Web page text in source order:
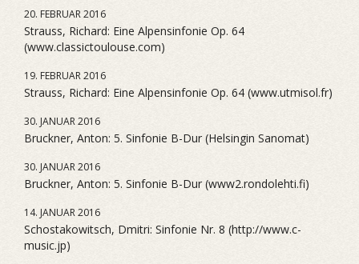
20. FEBRUAR 2016
Strauss, Richard: Eine Alpensinfonie Op. 64
(www.classictoulouse.com)
19. FEBRUAR 2016
Strauss, Richard: Eine Alpensinfonie Op. 64 (www.utmisol.fr)
30. JANUAR 2016
Bruckner, Anton: 5. Sinfonie B-Dur (Helsingin Sanomat)
30. JANUAR 2016
Bruckner, Anton: 5. Sinfonie B-Dur (www2.rondolehti.fi)
14. JANUAR 2016
Schostakowitsch, Dmitri: Sinfonie Nr. 8 (http://www.c-
music.jp)